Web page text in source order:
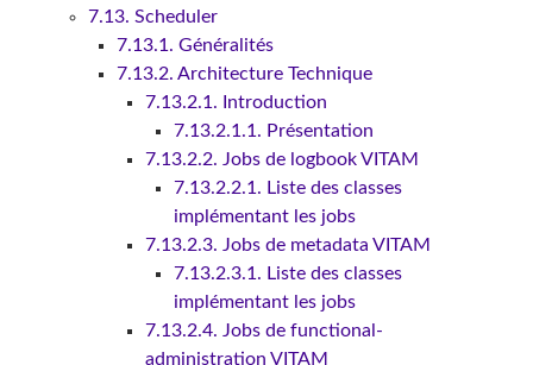
7.13. Scheduler
7.13.1. Généralités
7.13.2. Architecture Technique
7.13.2.1. Introduction
7.13.2.1.1. Présentation
7.13.2.2. Jobs de logbook VITAM
7.13.2.2.1. Liste des classes
implémentant les jobs
7.13.2.3. Jobs de metadata VITAM
7.13.2.3.1. Liste des classes
implémentant les jobs
7.13.2.4. Jobs de functional-
administration VITAM